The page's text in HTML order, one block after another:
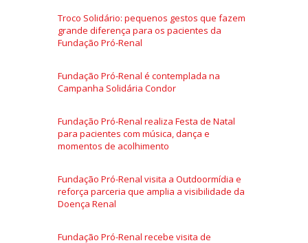
Troco Solidário: pequenos gestos que fazem
grande diferença para os pacientes da
Fundação Pró-Renal
Fundação Pró-Renal é contemplada na
Campanha Solidária Condor
Fundação Pró-Renal realiza Festa de Natal
para pacientes com música, dança e
momentos de acolhimento
Fundação Pró-Renal visita a Outdoormídia e
reforça parceria que amplia a visibilidade da
Doença Renal
Fundação Pró-Renal recebe visita de